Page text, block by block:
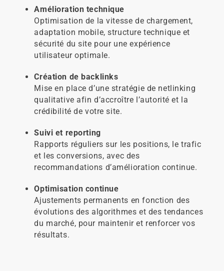
Amélioration technique
Optimisation de la vitesse de chargement,
adaptation mobile, structure technique et
sécurité du site pour une expérience
utilisateur optimale.
Création de backlinks
Mise en place d’une stratégie de netlinking
qualitative afin d’accroître l’autorité et la
crédibilité de votre site.
Suivi et reporting
Rapports réguliers sur les positions, le trafic
et les conversions, avec des
recommandations d’amélioration continue.
Optimisation continue
Ajustements permanents en fonction des
évolutions des algorithmes et des tendances
du marché, pour maintenir et renforcer vos
résultats.